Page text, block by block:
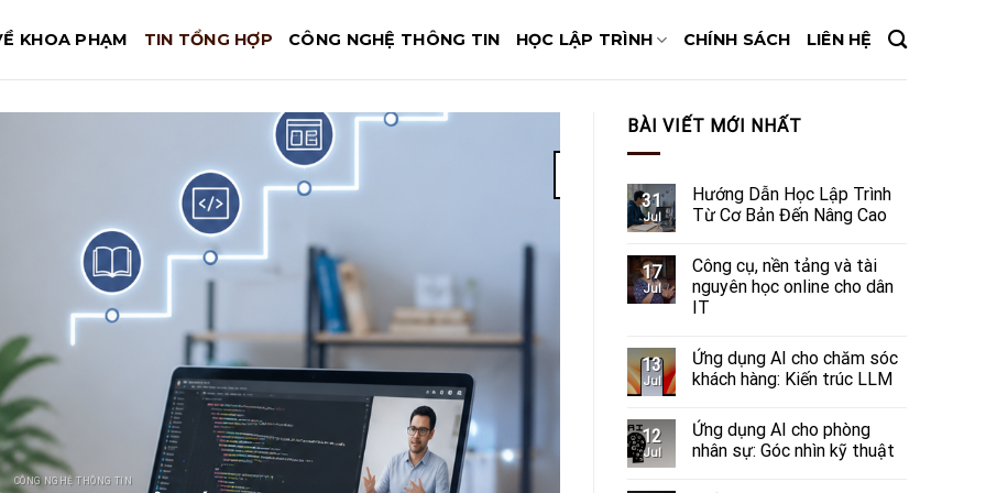
KHOA PHẠM TIN TỔNG HỢP CÔNG NGHỆ THÔNG TIN HỌC LẬP TRÌNH CHÍNH SÁCH LIÊN HỆ
CÔNG NGHỆ THÔNG TIN
BÀI VIẾT MỚI NHẤT
31
Jul
Hướng Dẫn Học Lập Trình
Từ Cơ Bản Đến Nâng Cao
17
Jul
Công cụ, nền tảng và tài
nguyên học online cho dân
IT
13
Jul
Ứng dụng AI cho chăm sóc
khách hàng: Kiến trúc LLM
12
Jul
Ứng dụng AI cho phòng
nhân sự: Góc nhìn kỹ thuật